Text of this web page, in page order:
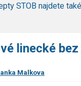
STOB najdete
linecké
Malkova